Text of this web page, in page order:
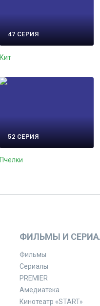
47 СЕРИЯ
Кит
52 СЕРИЯ
Пчелки
ФИЛЬМЫ И
Фильмы
Сериалы
PREMIER
Амедиатека
Кинотеатр «START»